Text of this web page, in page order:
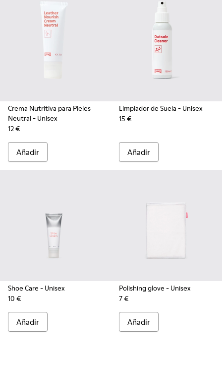
Crema Nutritiva para Pieles
Neutral- Unisex
12 €
Añadir
Limpiador de Suela - Unisex
15 €
Añadir
Shoe Care - Unisex
10 €
Añadir
Polishing glove - Unisex
7 €
Añadir